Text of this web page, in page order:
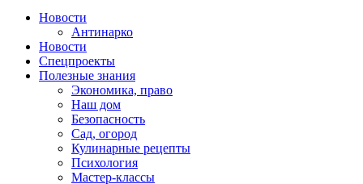
Новости
Антинарко
Новости
Спецпроекты
Полезные знания
Экономика, право
Наш дом
Безопасность
Сад, огород
Кулинарные рецепты
Психология
Мастер-классы